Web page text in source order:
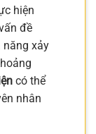
hiện
đề
năng xảy
có thể
nhân